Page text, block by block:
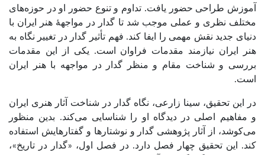
آموزش طراحی حضور یافت. تداوم و تنوع حضور او در حوزه‌های
مختلف نظری و عملی موجب شد تا گدار در مواجهۀ هنر ایران با
دنیای جدید نقش مهمی را ایفا کند. فهم تأثیر گدار در تغییر نگاه به
هنر ایران نیازمند مقدمات فراوان است. یکی از این مقدمات
بررسی و شناخت مقام و منظر گدار در مواجهه با هنر ایران
است.
در این تحقیق، سینا زارعی، نگاه گدار در شناخت آثار هنری ایران
و مفاهیم اصلی در دیدگاه او را شناسایی می‌کند. بدین منظور
می‌کوشد، از آثار پژوهشی گدار و نوشتارها و گفتارهایش استفاده
کند. این تحقیق چهار فصل دارد. در فصل اول، «گدار در تاریخ»،